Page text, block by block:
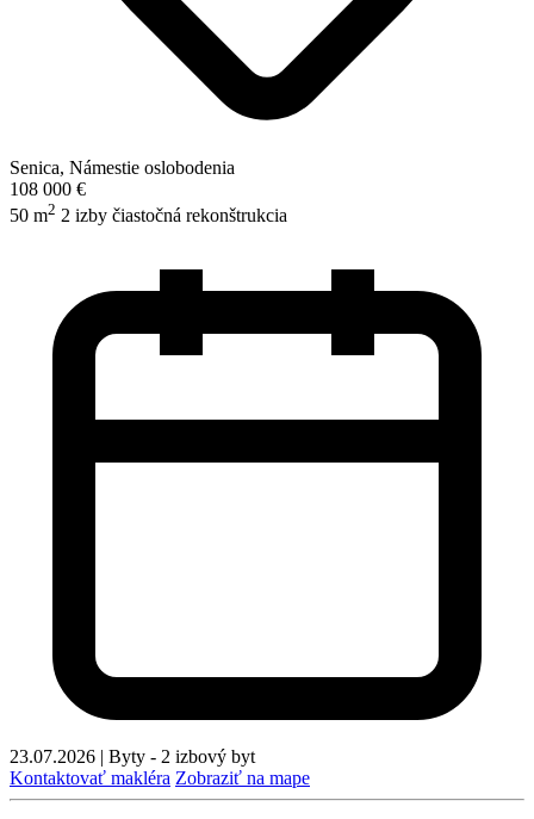
Senica, Námestie oslobodenia
108 000 €
50 m2 2 izby čiastočná rekonštrukcia
23.07.2026 | Byty - 2 izbový byt
Kontaktovať makléra Zobraziť na mape